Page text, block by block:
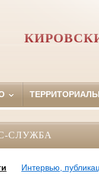
СЛУЖБА
Интервью,